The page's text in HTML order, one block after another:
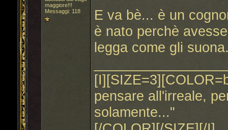
maggiore!!!
Messaggi: 118
E va bè... è un
è nato perchè
legga come gli
pensare all'irreale,
solamente..."